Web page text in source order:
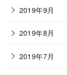
2019年9月
2019年8月
2019年7月